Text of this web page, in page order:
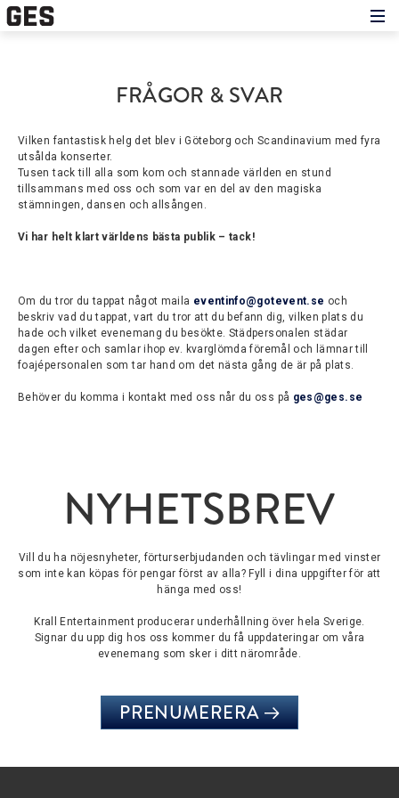
FRÅGOR & SVAR
Vilken fantastisk helg det blev i Göteborg och Scandinavium med fyra
utsålda konserter.
Tusen tack till alla som kom och stannade världen en stund
tillsammans med oss och som var en del av den magiska
stämningen, dansen och allsången.
Vi har helt klart världens bästa publik – tack!
Om du tror du tappat något maila eventinfo@gotevent.se och
beskriv vad du tappat, vart du tror att du befann dig, vilken plats du
hade och vilket evenemang du besökte. Städpersonalen städar
dagen efter och samlar ihop ev. kvarglömda föremål och lämnar till
foajépersonalen som tar hand om det nästa gång de är på plats.
Behöver du komma i kontakt med oss når du oss på ges@ges.se
NYHETSBREV
Vill du ha nöjesnyheter, förturserbjudanden och tävlingar med vinster
som inte kan köpas för pengar först av alla? Fyll i dina uppgifter för att
hänga med oss!
Krall Entertainment producerar underhållning över hela Sverige.
Signar du upp dig hos oss kommer du få uppdateringar om våra
evenemang som sker i ditt närområde.
PRENUMERERA